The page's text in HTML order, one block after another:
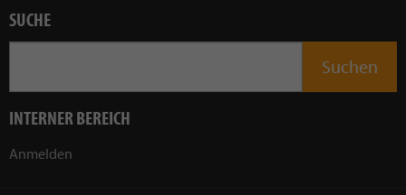
SUCHE
INTERNER BEREICH
Anmelden